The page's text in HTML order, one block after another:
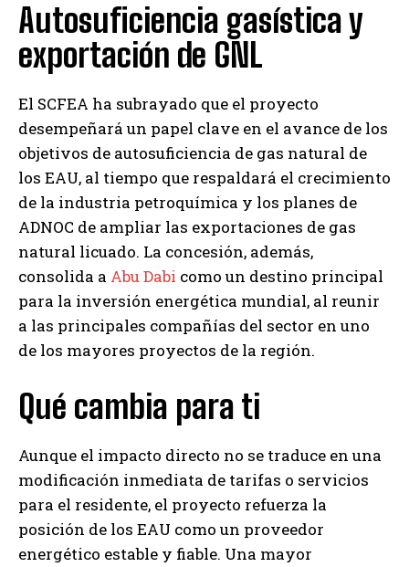
Autosuficiencia gasística y
exportación de GNL
El SCFEA ha subrayado que el proyecto
desempeñará un papel clave en el avance de los
objetivos de autosuficiencia de gas natural de
los EAU, al tiempo que respaldará el crecimiento
de la industria petroquímica y los planes de
ADNOC de ampliar las exportaciones de gas
natural licuado. La concesión, además,
consolida a Abu Dabi como un destino principal
para la inversión energética mundial, al reunir
a las principales compañías del sector en uno
de los mayores proyectos de la región.
Qué cambia para ti
Aunque el impacto directo no se traduce en una
modificación inmediata de tarifas o servicios
para el residente, el proyecto refuerza la
posición de los EAU como un proveedor
energético estable y fiable. Una mayor